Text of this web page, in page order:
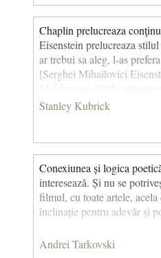
Chaplin prelucreaza
Eisenstein prelucreaza
ar trebui sa aleg, l-as
[Serghei Mihailovici
11 februarie 1948), cineast
cinematografia de la
prin teoria sa a montajului,
filme, dintre care
cel mai cunoscut. Din
Nevski (1938), Ivan cel
Ivan cel Groaznic, seria a
Stanley Kubrick
Conexiunea și logica
interesează. Și nu se
filmul, cu toate artele, acela
înclinație pentru adevăr și
Andrei Tarkovski